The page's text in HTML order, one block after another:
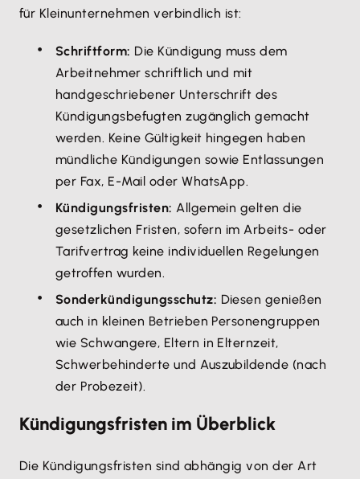
für Kleinunternehmen verbindlich ist:
Schriftform: Die Kündigung muss dem
Arbeitnehmer schriftlich und mit
handgeschriebener Unterschrift des
Kündigungsbefugten zugänglich gemacht
werden. Keine Gültigkeit hingegen haben
mündliche Kündigungen sowie Entlassungen
per Fax, E-Mail oder WhatsApp.
Kündigungsfristen:Allgemein gelten die
gesetzlichen Fristen, sofern im Arbeits- oder
Tarifvertrag keine individuellen Regelungen
getroffen wurden.
Sonderkündigungsschutz: Diesen genießen
auch in kleinen Betrieben Personengruppen
wie Schwangere, Eltern in Elternzeit,
Schwerbehinderte und Auszubildende (nach
der Probezeit).
Kündigungsfristen im Überblick
Die Kündigungsfristen sind abhängig von der Art